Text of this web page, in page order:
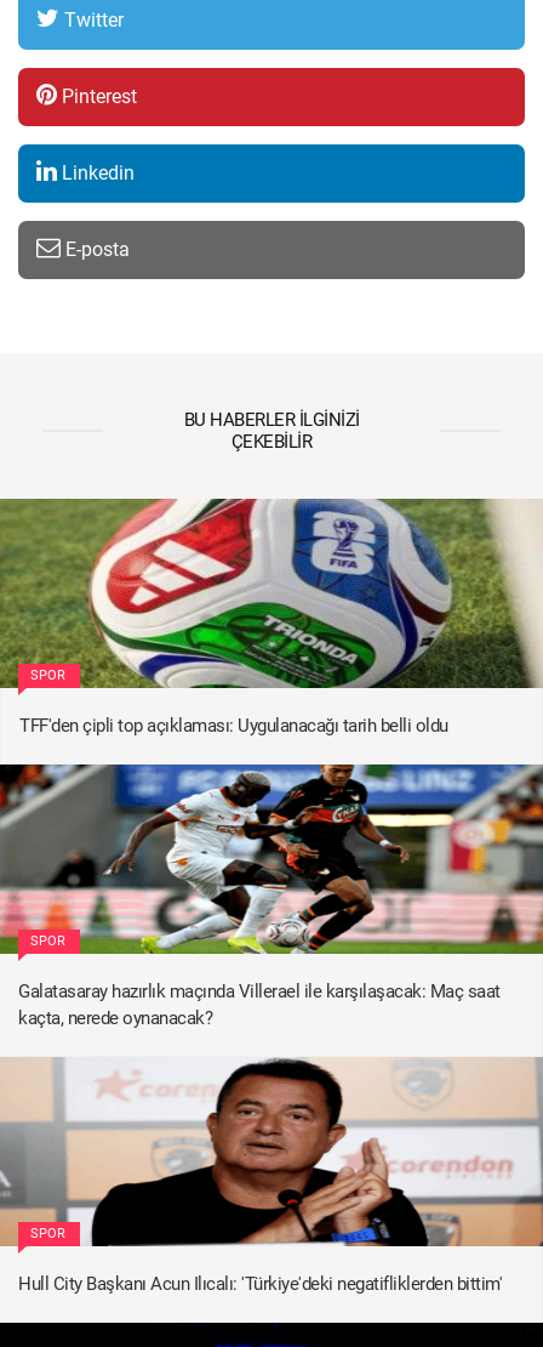
Twitter
Pinterest
Linkedin
E-posta
BU HABERLER İLGINIZI
ÇEKEBILIR
SPOR
TFF'den çipli top açıklaması: Uygulanacağı tarih belli oldu
SPOR
Galatasaray hazırlık maçında Villerael ile karşılaşacak: Maç saat
kaçta, nerede oynanacak?
SPOR
Hull City Başkanı Acun Ilıcalı: 'Türkiye'deki negatifliklerden bittim'